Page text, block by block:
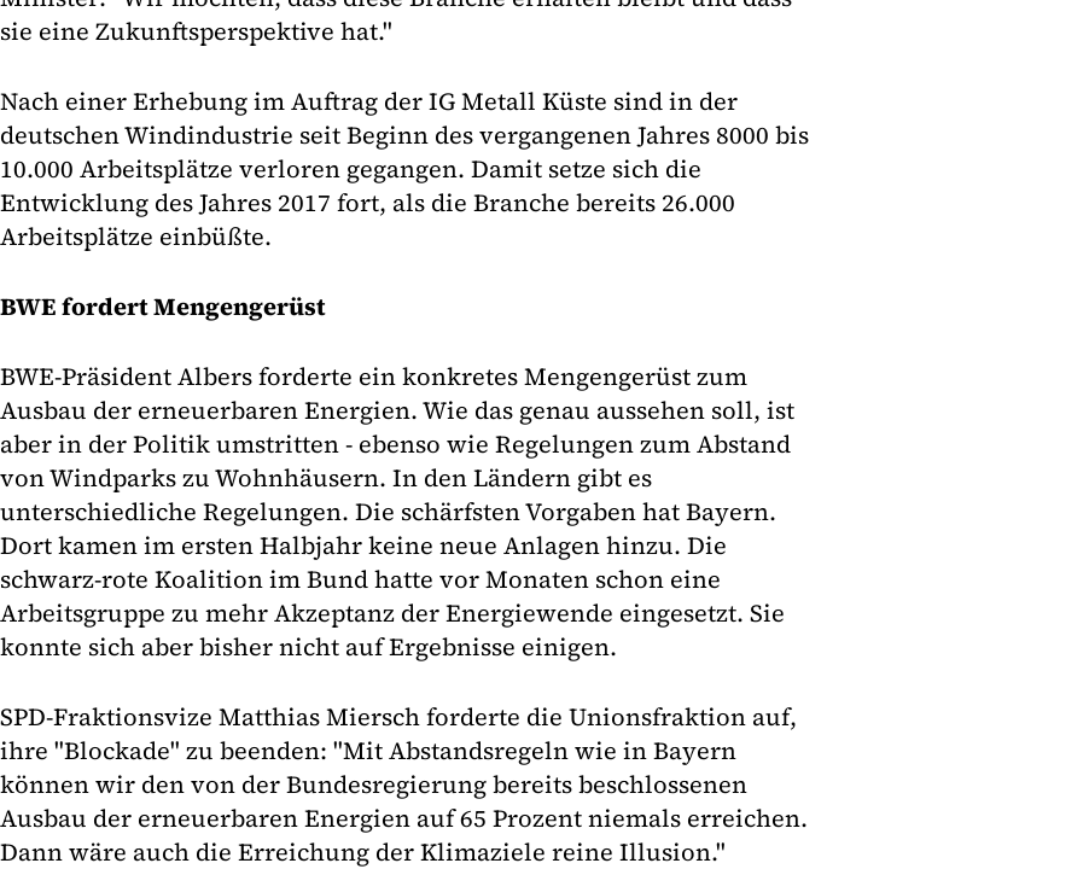
sie eine Zukunftsperspektive hat."
Nach einer Erhebung im Auftrag der IG Metall Küste sind in der
deutschen Windindustrie seit Beginn des vergangenen Jahres 8000 bis
10.000 Arbeitsplätze verloren gegangen. Damit setze sich die
Entwicklung des Jahres 2017 fort, als die Branche bereits 26.000
Arbeitsplätze einbüßte.
BWE fordert Mengengerüst
BWE-Präsident Albers forderte ein konkretes Mengengerüst zum
Ausbau der erneuerbaren Energien. Wie das genau aussehen soll, ist
aber in der Politik umstritten - ebenso wie Regelungen zum Abstand
von Windparks zu Wohnhäusern. In den Ländern gibt es
unterschiedliche Regelungen. Die schärfsten Vorgaben hat Bayern.
Dort kamen im ersten Halbjahr keine neue Anlagen hinzu. Die
schwarz-rote Koalition im Bund hatte vor Monaten schon eine
Arbeitsgruppe zu mehr Akzeptanz der Energiewende eingesetzt. Sie
konnte sich aber bisher nicht auf Ergebnisse einigen.
SPD-Fraktionsvize Matthias Miersch forderte die Unionsfraktion auf,
ihre "Blockade" zu beenden: "Mit Abstandsregeln wie in Bayern
können wir den von der Bundesregierung bereits beschlossenen
Ausbau der erneuerbaren Energien auf 65 Prozent niemals erreichen.
Dann wäre auch die Erreichung der Klimaziele reine Illusion."